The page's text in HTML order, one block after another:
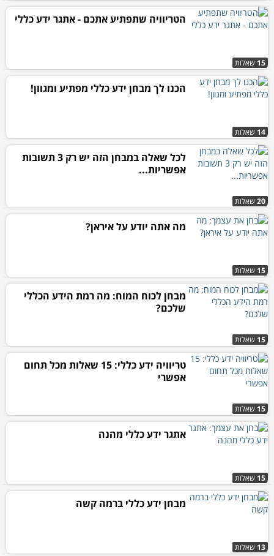
15 שאלות
הטריוויה שתפתיע אתכם - אתגר ידע כללי
14 שאלות
הכנו לך מבחן ידע כללי מפתיע ומגוון!
20 שאלות
לכל שאלה במבחן הזה יש רק 3 תשובות
אפשריות...
15 שאלות
מה אתה יודע על איראן?
15 שאלות
מבחן לכוח המוח: מה רמת הידע הכללי
שלכם?
15 שאלות
טריוויה ידע כללי: 15 שאלות מכל תחום
אפשרי
15 שאלות
אתגר ידע כללי מהנה
13 שאלות
מבחן ידע כללי ברמה קשה